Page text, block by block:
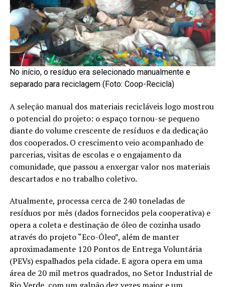
No início, o resíduo era selecionado manualmente e
separado para reciclagem (Foto: Coop-Recicla)
A seleção manual dos materiais recicláveis logo mostrou
o potencial do projeto: o espaço tornou-se pequeno
diante do volume crescente de resíduos e da dedicação
dos cooperados. O crescimento veio acompanhado de
parcerias, visitas de escolas e o engajamento da
comunidade, que passou a enxergar valor nos materiais
descartados e no trabalho coletivo.
Atualmente, processa cerca de 240 toneladas de
resíduos por mês (dados fornecidos pela cooperativa) e
opera a coleta e destinação de óleo de cozinha usado
através do projeto “Eco-Óleo”, além de manter
aproximadamente 120 Pontos de Entrega Voluntária
(PEVs) espalhados pela cidade. E agora opera em uma
área de 20 mil metros quadrados, no Setor Industrial de